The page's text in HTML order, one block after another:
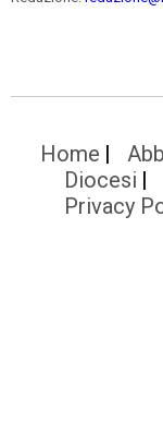
Home
Diocesi
Privacy